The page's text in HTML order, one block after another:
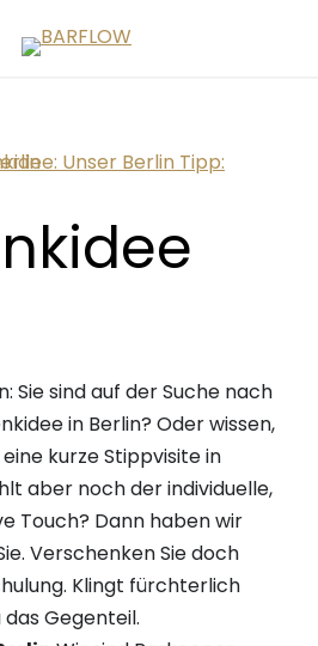
Sie sind auf der Suche nach
in Berlin? Oder wissen,
kurze Stippvisite in
aber noch der individuelle,
Touch? Dann haben wir
Verschenken Sie doch
Klingt fürchterlich
Gegenteil.